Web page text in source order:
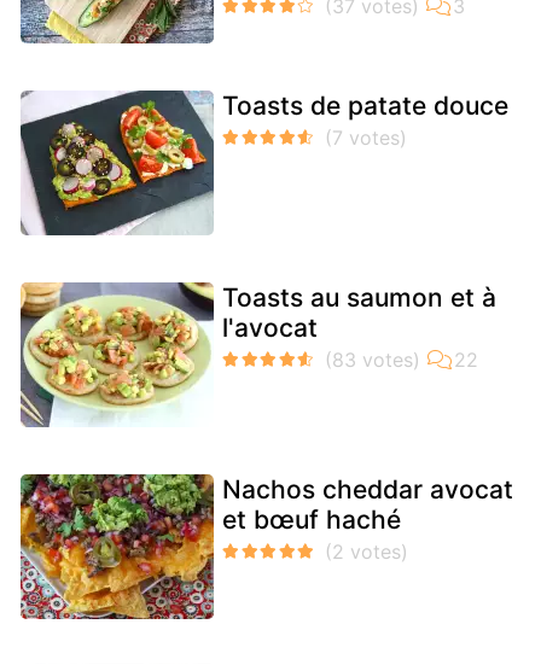
Toasts de patate douce
Toasts au saumon et à
l'avocat
Nachos cheddar avocat
et bœuf haché